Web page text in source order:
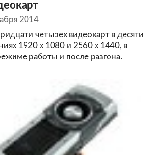
2014
четырех видеокарт в десяти
1920 х 1080 и 2560 х 1440, в
работы и после разгона.